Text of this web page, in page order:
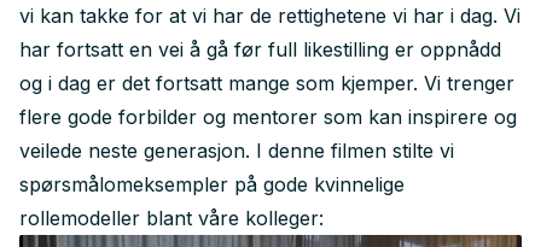
vi kan takke for at vi har de rettighetene vi har i dag. Vi
har fortsatt en vei å gå før full likestilling er oppnådd
og i dag er det fortsatt mange som kjemper. Vi trenger
flere gode forbilder og mentorer som kan inspirere og
veilede neste generasjon. I denne filmen stilte vi
spørsmålomeksempler på gode kvinnelige
rollemodeller blant våre kolleger: